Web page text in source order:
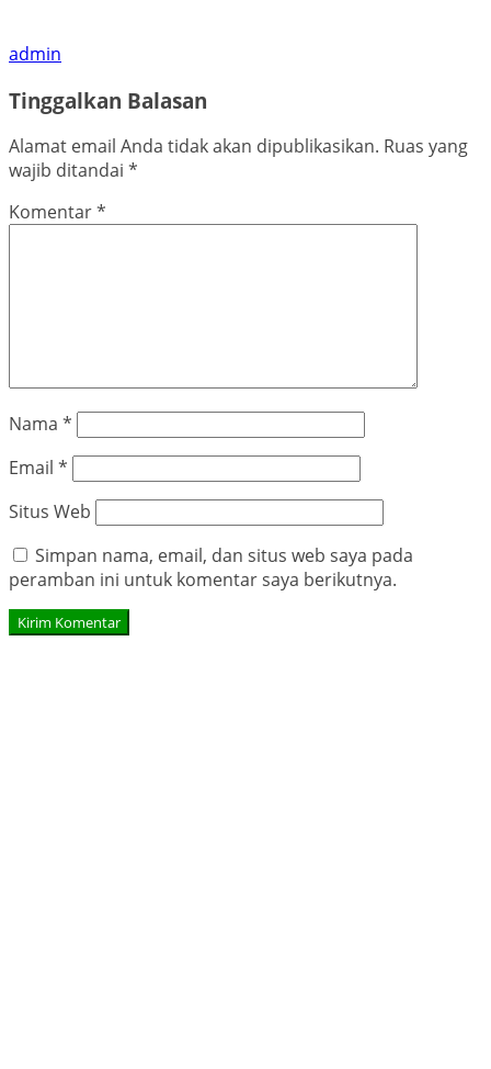
admin
Tinggalkan Balasan
Alamat email Anda tidak akan dipublikasikan. Ruas yang
wajib ditandai *
Komentar*
Nama *
Email *
Situs Web
Simpan nama, email, dan situs web saya pada
peramban ini untuk komentar saya berikutnya.